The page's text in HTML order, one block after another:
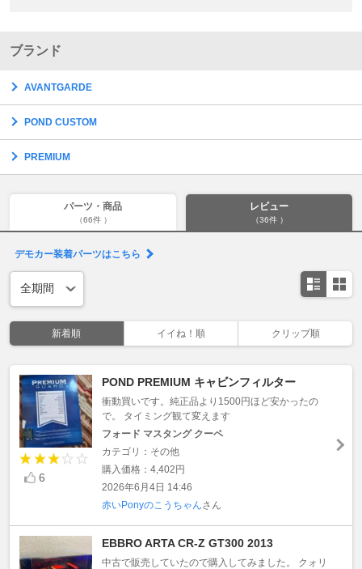
ブランド
AVANTGARDE
POND CUSTOM
PREMIUM
パーツ・商品
（66件 ）
レビュー
（36件 ）
デモカー装着パーツはこちら
新着順 イイね！順 クリップ順
6
POND PREMIUM キャビンフィルター
衝動買いです。純正品より1500円ほど安かったの
で。 タイミング観て変えます
フォード マスタング クーペ
カテゴリ：その他
購入価格：4,402円
2026年6月4日 14:46
赤いPonyのこうちゃんさん
EBBRO ARTA CR-Z GT300 2013
中古で販売していたので購入してみました。 クォリ